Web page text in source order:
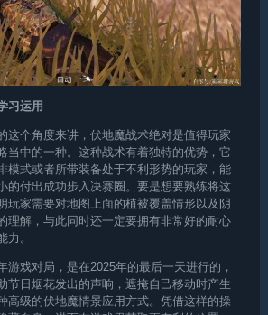
习运用
这个角度来讲，伏地魔战术绝对是值得玩家
当中的一种。这种战术有着独特的优势，它
模式或者所带装备处于不利形势的玩家，能
的付出成功步入决赛圈。要是想要熟练将这
玩家需要对地图上面的植被覆盖情形以及阴
理解，与此同时还一定要拥有非常好的耐心
力。
游戏对局，是在2025年的最后一天进行的，
节日烟花发出的声响，遮掩自己移动时产生
高级的伏地魔情景应用方式。凭借这样的操